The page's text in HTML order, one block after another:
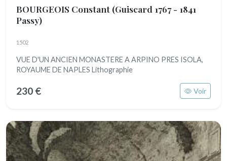
BOURGEOIS Constant (Guiscard 1767 - 1841
Passy)
1502
VUE D'UN ANCIEN MONASTERE A ARPINO PRES ISOLA,
ROYAUME DE NAPLES Lithographie
230 € Voir